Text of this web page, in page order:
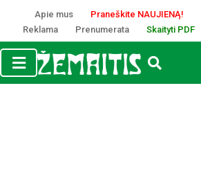
Apie mus
Praneškite NAUJIENĄ!
Reklama
Prenumerata Skaityti PDF